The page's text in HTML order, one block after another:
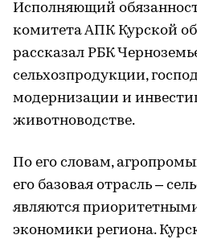
Исполняющий
комитета АПК Курской
рассказал РБК
сельхозпродукции,
модернизации и
животноводстве.
По его словам,
его базовая отрасль –
являются
экономики региона.